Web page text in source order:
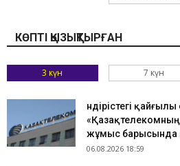
КӨПТІ ҚЫЗЫҚТЫРҒАН
3 күн 7 күн
Өндірістегі
жұмыс барысында
06.08.2026 18:59